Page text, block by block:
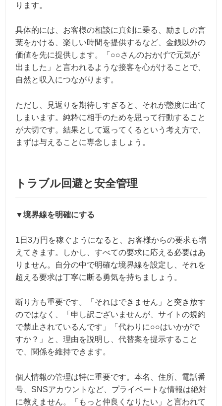
ります。
具体的には、お客様の相談に真剣に乗る、励ましの言
葉をかける、楽しい時間を提供するなど、金銭以外の
価値を先に提供します。「○○さんのおかげで元気が
出ました」と言われるような接客を心がけることで、
自然と収入につながります。
ただし、見返りを期待しすぎると、それが態度に出て
しまいます。純粋に相手のためを思って行動すること
が大切です。結果として返ってくるという考え方で、
まずは与えることに専念しましょう。
トラブル回避と安全管理
▼境界線を明確にする
1日3万円を稼ぐようになると、お客様からの要求も増
えてきます。しかし、すべての要求に応える必要はあ
りません。自分の中で明確な境界線を設定し、それを
超える要求は丁寧に断る勇気を持ちましょう。
断り方も重要です。「それはできません」と突き放す
のではなく、「申し訳ございませんが、サイトの規約
で禁止されているんです」「代わりに○○はいかがで
すか？」と、理由を説明し、代替案を提示すること
で、関係を維持できます。
個人情報の管理は特に重要です。本名、住所、電話番
号、SNSアカウントなど、プライベートな情報は絶対
に教えません。「もっと仲良くなりたい」と言われて